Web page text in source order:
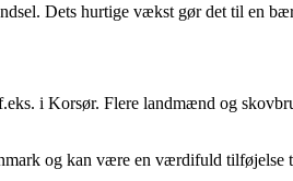
Dets hurtige vækst gør det til en
i Korsør. Flere landmænd og
og kan være en værdifuld tilføjelse